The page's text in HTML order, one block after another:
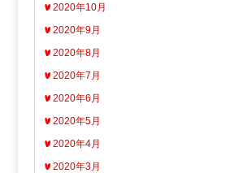
2020年10月
2020年9月
2020年8月
2020年7月
2020年6月
2020年5月
2020年4月
2020年3月